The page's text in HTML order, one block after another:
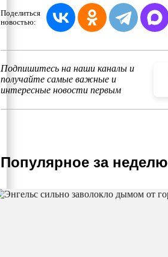
Поделиться
новостью:
Подпишитесь на наши каналы и
получайте самые важные и
интересные новости первым
Популярное за неделю